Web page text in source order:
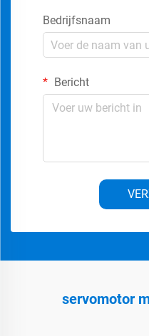
Bedrijfsnaam
Bericht
servomotor